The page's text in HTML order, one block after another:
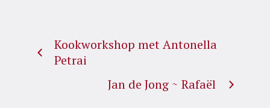
Kookworkshop met Antonella
Petrai
Jan de Jong ~ Rafaël